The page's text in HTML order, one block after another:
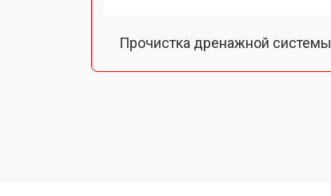
Прочистка дренажной системы